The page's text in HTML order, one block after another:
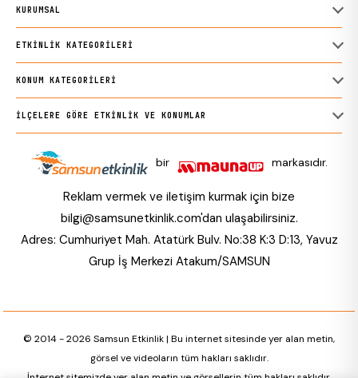
KURUMSAL
ETKINLIK KATEGORILERI
KONUM KATEGORILERI
İLÇELERE GÖRE ETKINLIK VE KONUMLAR
bir markasıdır.
Reklam vermek ve iletişim kurmak için bize
bilgi@samsunetkinlik.com'dan ulaşabilirsiniz.
Adres: Cumhuriyet Mah. Atatürk Bulv. No:38 K:3 D:13, Yavuz
Grup İş Merkezi Atakum/SAMSUN
© 2014 - 2026 Samsun Etkinlik | Bu internet sitesinde yer alan metin,
görsel ve videoların tüm hakları saklıdır.